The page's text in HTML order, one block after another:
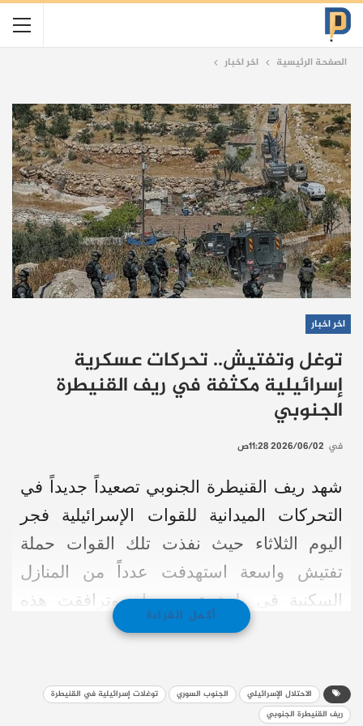
الصفحة الرئيسية اخر اخبار
اخر اخبار
توغل وتفتيش.. تحركات عسكرية
إسرائيلية مكثفة في ريف القنيطرة
الجنوبي
في 2026/06/02 11:28ص
شهد ريف القنيطرة الجنوبي تصعيداً جديداً في
التحركات الميدانية للقوات الإسرائيلية فجر
اليوم الثلاثاء حيث نفذت تلك القوات حملة
تفتيش واسعة استهدفت عدداً من المنازل
السكنية في بلدة عين زيوان وترافقت هذه
الحملة مع انتهاكات واضحة لحرمة البيوت
الإسرائيلية من البلدة دون تسجل أي اعتقالات
أو مواجهات مسلحة بحسب ما أكده المرصد
أكمل القراءة
الاحتلال الإسرائيلي الجنوب السوري
توغلات إسرائيلية في القنيطرة
ريف القنيطرة الجنوبي